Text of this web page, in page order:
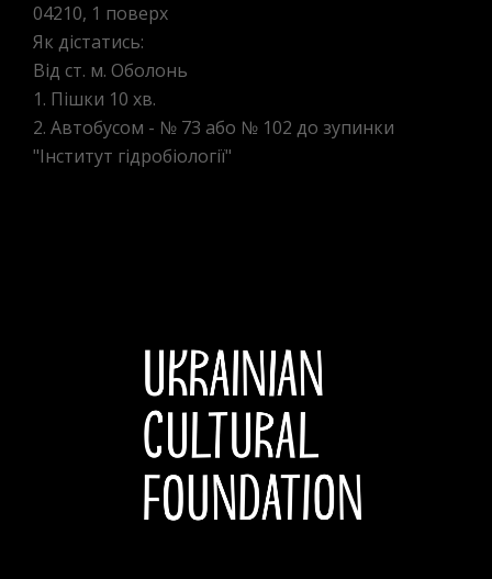
04210, 1 поверх
Як дістатись:
Від ст. м. Оболонь
1. Пішки 10 хв.
2. Автобусом - № 73 або № 102 до зупинки
"Інститут гідробіології"